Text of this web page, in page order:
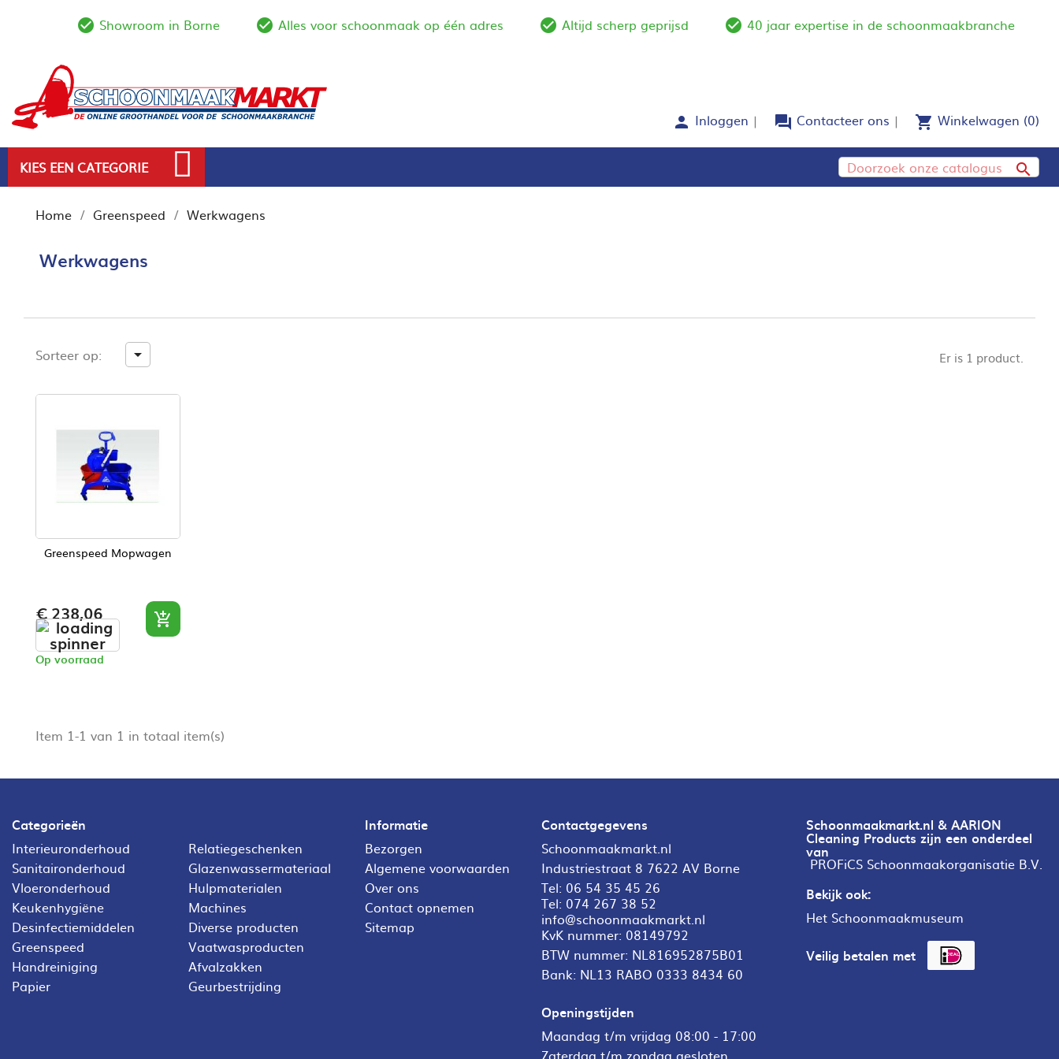
check_circle_outline
Showroom in Borne check_circle_outline
Alles voor schoonmaak op één adres check_circle_outline
Altijd scherp geprijsd check_circle_outline
40 jaar expertise in de schoonmaakbranche
person Inloggen forum Contacteer ons shopping_cart Winkelwagen (0)
KIES EEN CATEGORIE 
Home Greenspeed Werkwagens
Werkwagens
Sorteer op:  Er is 1 product.
Greenspeed Mopwagen
€ 238,06
Op voorraad

Item 1-1 van 1 in totaal item(s)
Categorieën
Interieuronderhoud
Sanitaironderhoud
Vloeronderhoud
Keukenhygiëne
Desinfectiemiddelen
Greenspeed
Handreiniging
Papier
Relatiegeschenken
Glazenwassermateriaal
Hulpmaterialen
Machines
Diverse producten
Vaatwasproducten
Afvalzakken
Geurbestrijding
Informatie
Bezorgen
Algemene voorwaarden
Over ons
Contact opnemen
Sitemap
Contactgegevens
Schoonmaakmarkt.nl
Industriestraat 8 7622 AV Borne
Tel: 06 54 35 45 26
Tel: 074 267 38 52
info@schoonmaakmarkt.nl
KvK nummer: 08149792
BTW nummer: NL816952875B01
Bank: NL13 RABO 0333 8434 60
Openingstijden
Maandag t/m vrijdag 08:00 - 17:00
Zaterdag t/m zondag gesloten
Schoonmaakmarkt.nl & AARION
Cleaning Products zijn een onderdeel
van
PROFiCS Schoonmaakorganisatie B.V.
Bekijk ook:
Het Schoonmaakmuseum
Veilig betalen met